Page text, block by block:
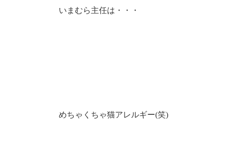
いまむら主任は・・・
めちゃくちゃ猫アレルギー(笑)